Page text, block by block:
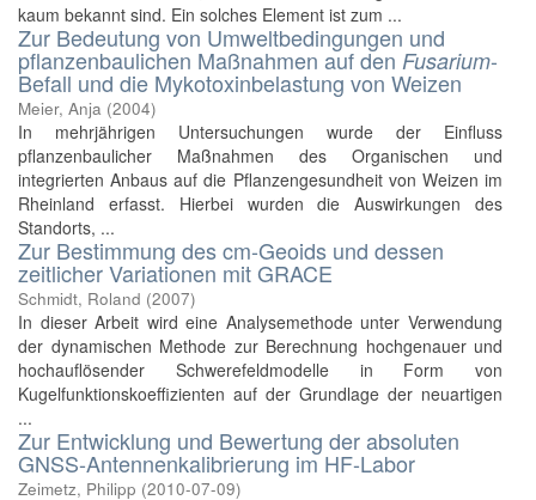
kaum bekannt sind. Ein solches Element ist zum ...
Zur Bedeutung von Umweltbedingungen und
pflanzenbaulichen Maßnahmen auf den Fusarium-
Befall und die Mykotoxinbelastung von Weizen
Meier, Anja (2004)
In mehrjährigen Untersuchungen wurde der Einfluss
pflanzenbaulicher Maßnahmen des Organischen und
integrierten Anbaus auf die Pflanzengesundheit von Weizen im
Rheinland erfasst. Hierbei wurden die Auswirkungen des
Standorts, ...
Zur Bestimmung des cm-Geoids und dessen
zeitlicher Variationen mit GRACE
Schmidt, Roland (2007)
In dieser Arbeit wird eine Analysemethode unter Verwendung
der dynamischen Methode zur Berechnung hochgenauer und
hochauflösender Schwerefeldmodelle in Form von
Kugelfunktionskoeffizienten auf der Grundlage der neuartigen
...
Zur Entwicklung und Bewertung der absoluten
GNSS-Antennenkalibrierung im HF-Labor
Zeimetz, Philipp (2010-07-09)